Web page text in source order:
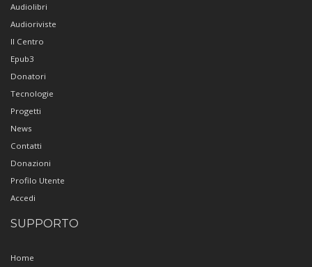
Audiolibri
Audioriviste
Il Centro
Epub3
Donatori
Tecnologie
Progetti
News
Contatti
Donazioni
Profilo Utente
Accedi
SUPPORTO
Home